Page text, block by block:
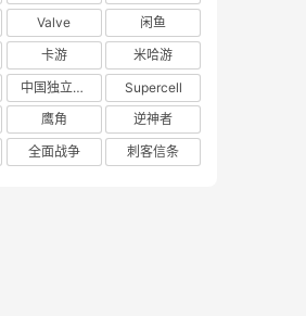
Valve
闲鱼
卡游
米哈游
中国独立游戏联盟
Supercell
鹰角
逆神者
全面战争 刺客信条